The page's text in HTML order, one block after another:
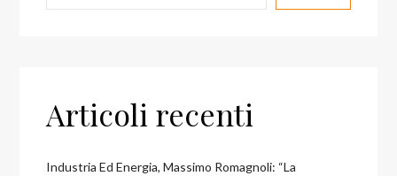
Articoli recenti
Industria Ed Energia, Massimo Romagnoli: “la